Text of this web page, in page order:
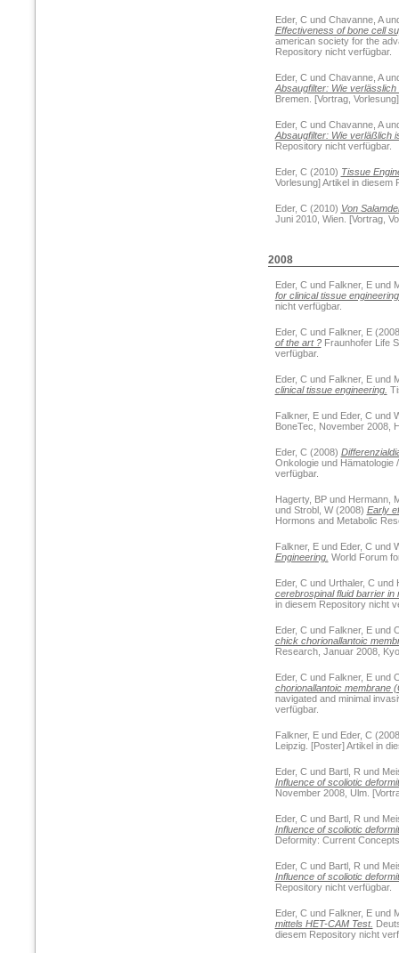
Eder, Cund Chavanne, A
Effectiveness of bone cell
american society for the
Repository nicht verfügbar.
Eder, Cund Chavanne, A
Absaugfilter: Wie
Bremen. [Vortrag,
Eder, Cund Chavanne, A
Absaugfilter: Wie verläßlich
Repository nicht verfügbar.
Eder, C(2010) Tissue
Vorlesung] Artikel in diesem
Eder, C(2010) Von
Juni 2010, Wien. [Vortrag,
2008
Eder, Cund Falkner, Eund
for clinical tissue
nicht verfügbar.
Eder, Cund Falkner, E
of the art ?Fraunhofer Life
verfügbar.
Eder, Cund Falkner, Eund
clinical tissue engineering.
Falkner, Eund Eder, Cund
BoneTec, November 2008,
Eder, C(2008)
Onkologie und Hämatologie
verfügbar.
Hagerty, BPund Hermann,
und Strobl, W(2008) Early
Hormons and Metabolic
Falkner, Eund Eder, Cund
Engineering. World Forum
Eder, Cund Urthaler, Cund
cerebrospinal fluid barrier in
in diesem Repository nicht
Eder, Cund Falkner, Eund
chick chorionallantoic
Research, Januar 2008,
Eder, Cund Falkner, Eund
chorionallantoic membrane
navigated and minimal
verfügbar.
Falkner, Eund Eder, C
Leipzig. [Poster] Artikel in
Eder, Cund Bartl, R und
Influence of scoliotic
November 2008, Ulm.
Eder, Cund Bartl, R und
Influence of scoliotic
Deformity: Current
Eder, Cund Bartl, R und
Influence of scoliotic
Repository nicht verfügbar.
Eder, Cund Falkner, Eund
mittels HET-CAM Test.
diesem Repository nicht